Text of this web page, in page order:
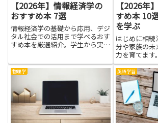
【2026年】情報経済学の
おすすめ本 7選
情報経済学の基礎から応用、デジ
タル社会での活用まで学べるおす
すめ本を厳選紹介。学生から実務
【2026年
すめ本 10
を学ぶ
はじめに相続
分や家族の未
力を育てます
相続税、相続
な仕組みを知
で慌てにくく
やトラブルを
す。権利と義
ば、...
物理学 英語学習